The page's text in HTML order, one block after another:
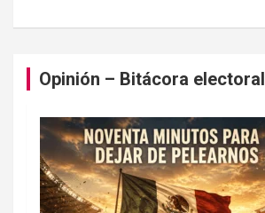
Opinión – Bitácora electoral